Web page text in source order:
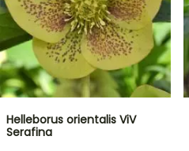
Helleborus orientalis ViV
Serafina